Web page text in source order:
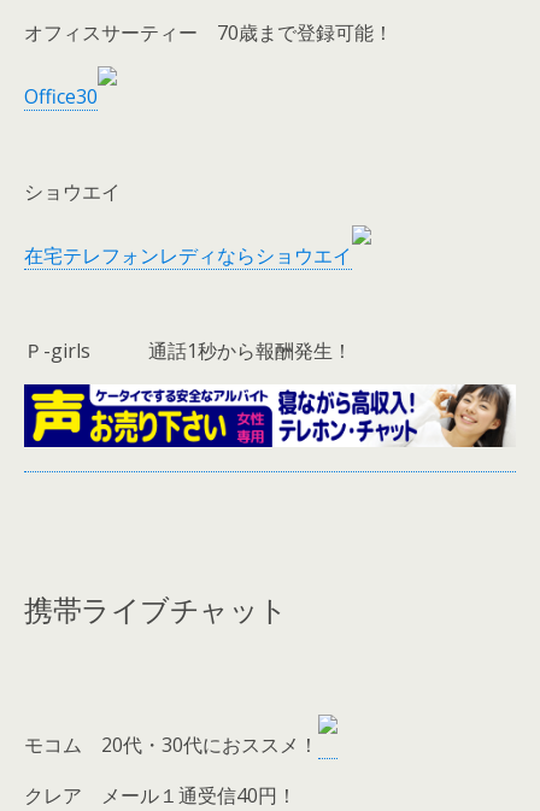
オフィスサーティー 70歳まで登録可能！
Office30
ショウエイ
在宅テレフォンレディならショウエイ
Ｐ-girls 通話1秒から報酬発生！
携帯ライブチャット
モコム 20代・30代におススメ！
クレア メール１通受信40円！